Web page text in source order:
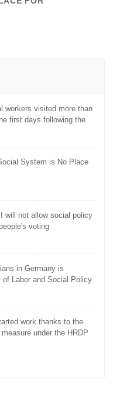
workers visited more than
first days following the
System is No Place
will not allow social policy
voting
in Germany is
Labor and Social Policy
work thanks to the
under the HRDP